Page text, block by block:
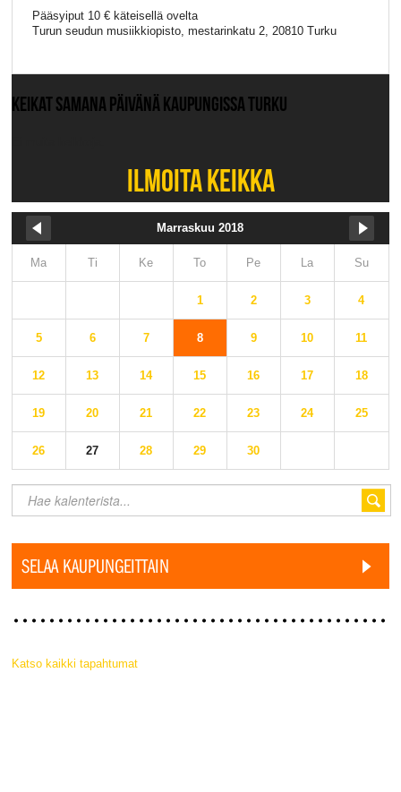
Pääsyiput 10 € käteisellä ovelta
Turun seudun musiikkiopisto, mestarinkatu 2, 20810 Turku
KEIKAT SAMANA PÄIVÄNÄ KAUPUNGISSA TURKU
ILMOITA KEIKKA
Marraskuu 2018
Ma Ti Ke To Pe La Su
1 2 3 4
5 6 7 8 9 10 11
12 13 14 15 16 17 18
19 20 21 22 23 24 25
26 27 28 29 30
SELAA KAUPUNGEITTAIN
Katso kaikki tapahtumat